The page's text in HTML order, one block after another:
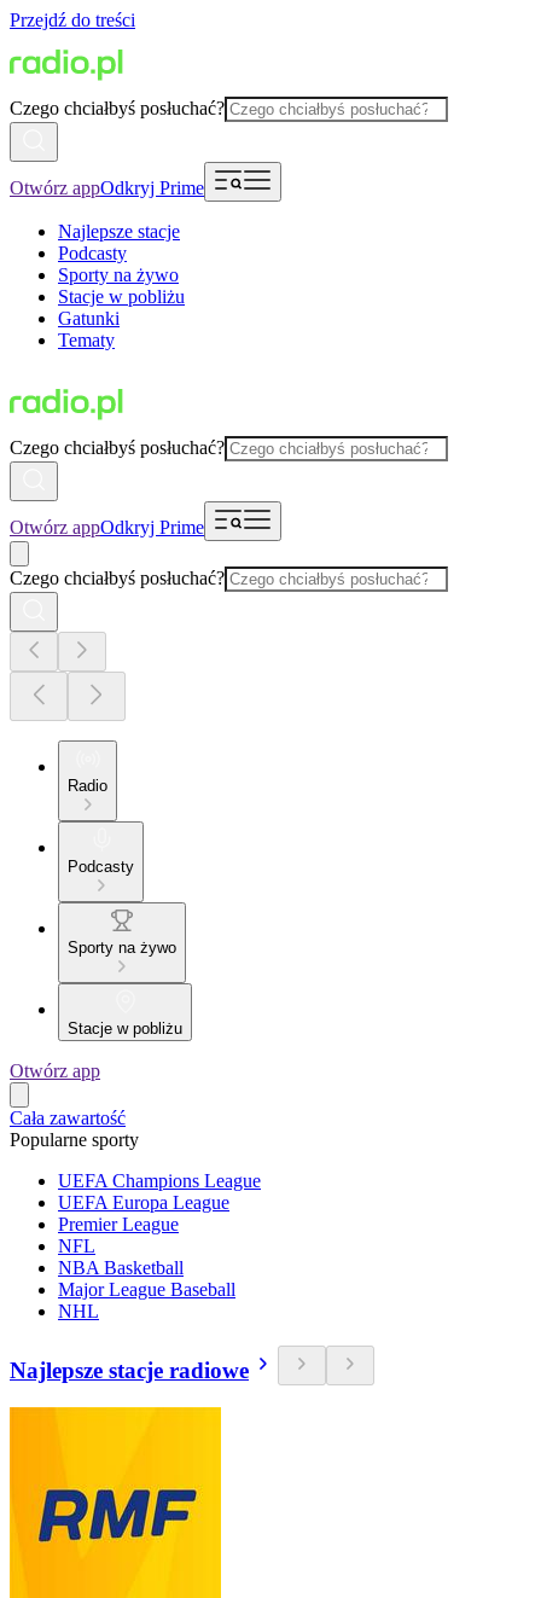
Przejdź do treści
Czego chciałbyś posłuchać?
Otwórz appOdkryj Prime
Najlepsze stacje
Podcasty
Sporty na żywo
Stacje w pobliżu
Gatunki
Tematy
Czego chciałbyś posłuchać?
Otwórz appOdkryj Prime
Czego chciałbyś posłuchać?
Radio
Podcasty
Sporty na żywo
Stacje w pobliżu
Otwórz app
Cała zawartość
Popularne sporty
UEFA Champions League
UEFA Europa League
Premier League
NFL
NBA Basketball
Major League Baseball
NHL
Najlepsze stacje radiowe